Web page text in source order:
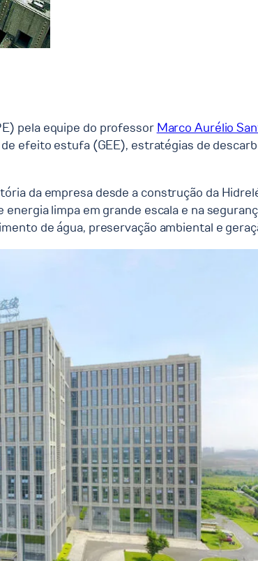
pela equipe do professor Marco Aurélio
efeito estufa (GEE), estratégias de
da empresa desde a construção da
limpa em grande escala e na
de água, preservação ambiental e